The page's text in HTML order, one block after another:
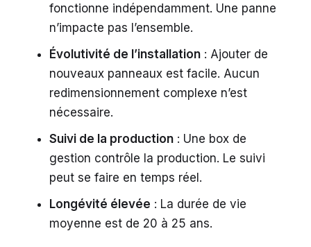
fonctionne indépendamment. Une panne
n’impacte pas l’ensemble.
Évolutivité de l’installation : Ajouter de
nouveaux panneaux est facile. Aucun
redimensionnement complexe n’est
nécessaire.
Suivi de la production : Une box de
gestion contrôle la production. Le suivi
peut se faire en temps réel.
Longévité élevée : La durée de vie
moyenne est de 20 à 25 ans.